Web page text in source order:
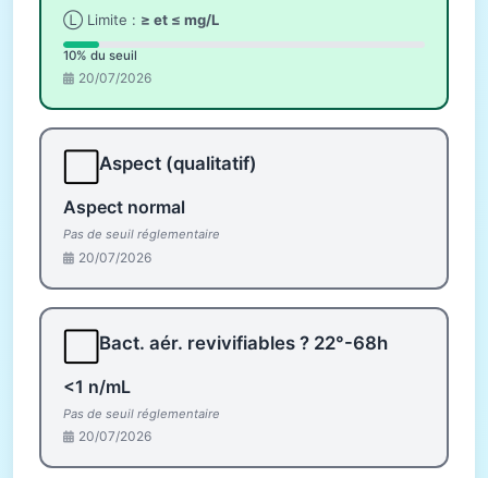
Ⓛ Limite : ≥ et ≤ mg/L
10% du seuil
20/07/2026
Aspect (qualitatif)
Aspect normal
Pas de seuil réglementaire
20/07/2026
Bact. aér. revivifiables ? 22°-68h
<1 n/mL
Pas de seuil réglementaire
20/07/2026